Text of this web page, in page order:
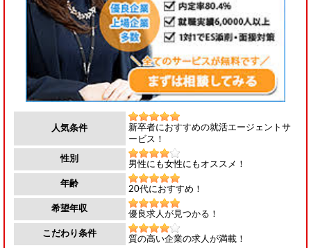
人気条件
新卒者におすすめの就活エージェントサ
ービス！
性別
男性にも女性にもオススメ！
年齢
20代におすすめ！
希望年収
優良求人が見つかる！
こだわり条件
質の高い企業の求人が満載！